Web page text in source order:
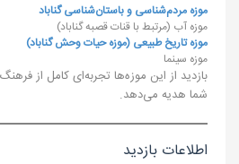
موزه مردم‌شناسی و باستان‌شناسی گناباد
موزه آب (مرتبط با قنات قصبه گناباد)
موزه تاریخ طبیعی (موزه حیات وحش گناباد)
موزه سینما
بازدید از این موزه‌ها تجربه‌ای کامل از
شما هدیه می‌دهد.
اطلاعات بازدید